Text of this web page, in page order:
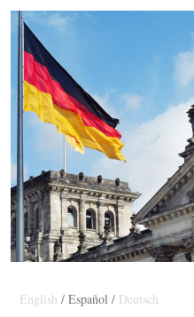
English / Español / Deutsch